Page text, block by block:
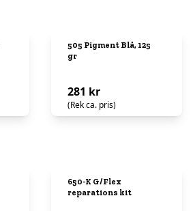
505 Pigment Blå, 125
gr
281 kr
(Rek ca. pris)
650-K G/Flex
reparations kit